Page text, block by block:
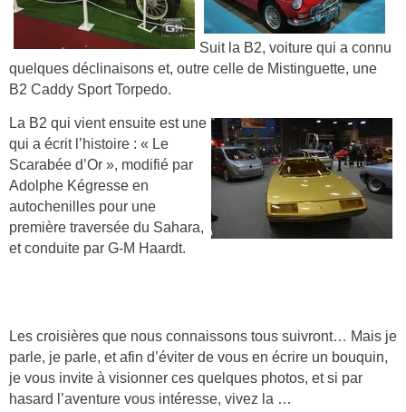
Suit la B2, voiture qui a connu
quelques déclinaisons et, outre celle de Mistinguette, une
B2 Caddy Sport Torpedo.
La B2 qui vient ensuite est une
qui a écrit l’histoire : « Le
Scarabée d’Or », modifié par
Adolphe Kégresse en
autochenilles pour une
première traversée du Sahara,
et conduite par G-M Haardt.
Les croisières que nous connaissons tous suivront… Mais je
parle, je parle, et afin d’éviter de vous en écrire un bouquin,
je vous invite à visionner ces quelques photos, et si par
hasard l’aventure vous intéresse, vivez la …